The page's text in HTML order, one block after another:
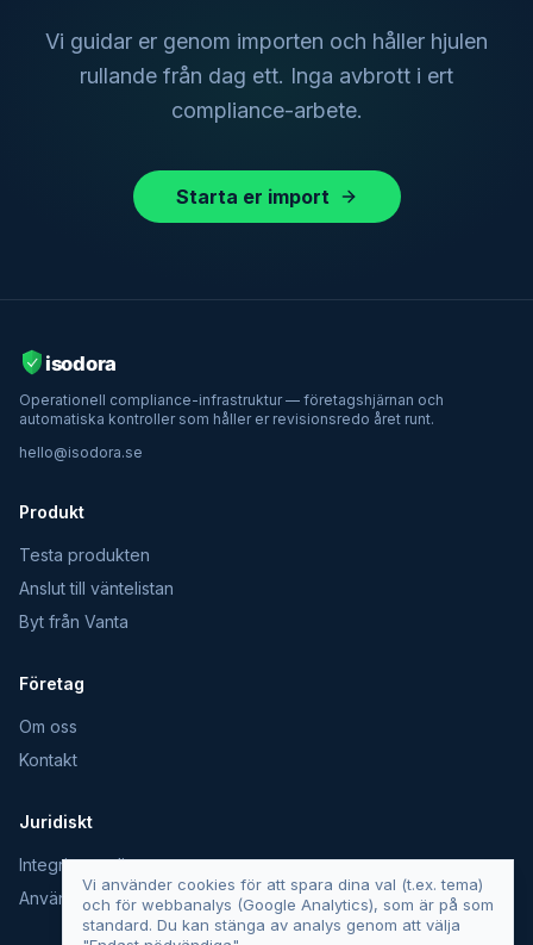
Vi guidar er genom importen och håller hjulen
rullande från dag ett. Inga avbrott i ert
compliance-arbete.
Starta er import
Operationell compliance-infrastruktur — företagshjärnan och
automatiska kontroller som håller er revisionsredo året runt.
hello@isodora.se
Produkt
Testa produkten
Anslut till väntelistan
Byt från Vanta
Företag
Om oss
Kontakt
Juridiskt
Integritetspolicy
Användarvillkor
Vi använder cookies för att spara dina val (t.ex. tema)
och för webbanalys (Google Analytics), som är på som
standard. Du kan stänga av analys genom att välja